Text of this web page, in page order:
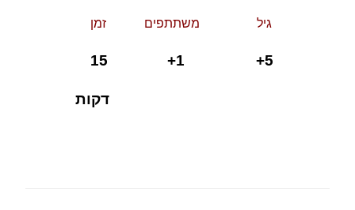
גיל משתתפים זמן
דקות